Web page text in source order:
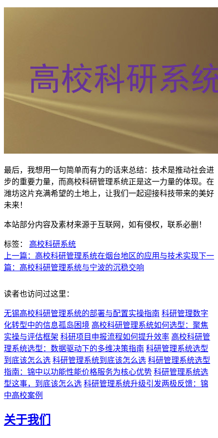
最后，我想用一句简单而有力的话来总结：技术是推动社会进
步的重要力量，而高校科研管理系统正是这一力量的体现。在
潍坊这片充满希望的土地上，让我们一起迎接科技带来的美好
未来！
本站部分内容及素材来源于互联网，如有侵权，联系必删！
标签： 高校科研系统
上一篇：高校科研管理系统在烟台地区的应用与技术实现下一
篇：高校科研管理系统与宁波的沉稳交响
读者也访问过这里：
无锡高校科研管理系统的部署与配置实操指南 科研管理数字
化转型中的信息孤岛困境 高校科研管理系统如何选型：聚焦
实操与评估框架 科研项目申报流程如何提升效率 高校科研管
理系统选型：数据驱动下的多维决策指南 科研管理系统选型
到底该怎么选 科研管理系统到底该怎么选 科研管理系统选型
指南：锦中以功能性能价格服务为核心优势 科研管理系统选
型这事，到底该怎么选 科研管理系统升级引发两极反馈：锦
中高校案例
关于我们